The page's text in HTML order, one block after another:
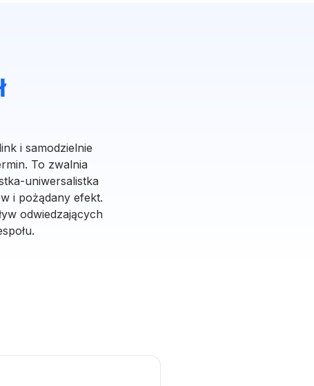
i samodzielnie
To zwalnia
uniwersalistka
i pożądany efekt.
odwiedzających